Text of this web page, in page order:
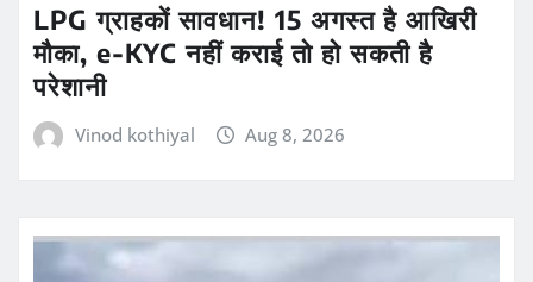
LPG ग्राहकों सावधान! 15 अगस्त है आखिरी
मौका, e-KYC नहीं कराई तो हो सकती है
परेशानी
Vinod kothiyal Aug 8, 2026